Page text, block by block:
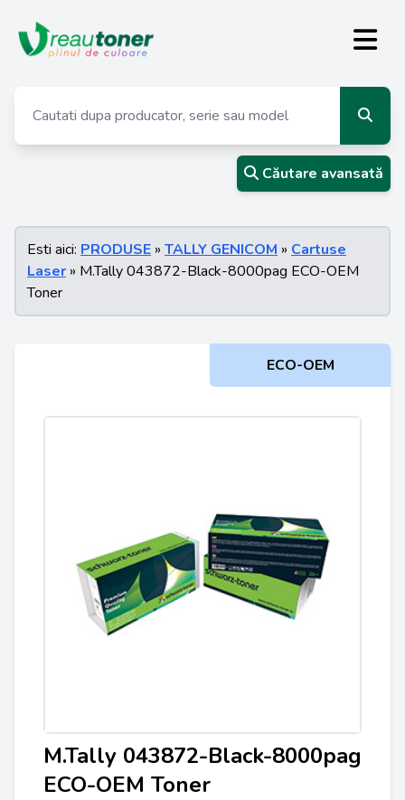
Căutare avansată
Esti aici: PRODUSE » TALLY GENICOM » Cartuse
Laser » M.Tally 043872-Black-8000pag ECO-OEM
Toner
ECO-OEM
M.Tally 043872-Black-8000pag
ECO-OEM Toner